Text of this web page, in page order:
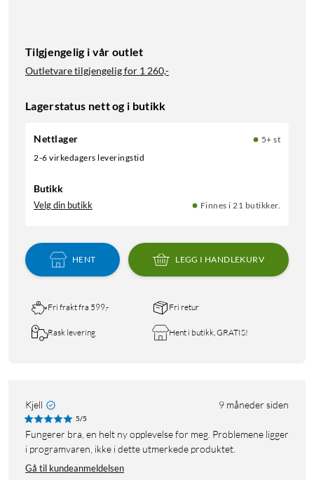
Tilgjengelig i vår outlet
Outletvare tilgjengelig for 1 260,-
Lagerstatus nett og i butikk
Nettlager
5+ st
2-6 virkedagers leveringstid
Butikk
Velg din butikk Finnes i 21 butikker.
HENT LEGG I HANDLEKURV
Fri frakt fra 599,- Fri retur
Rask levering Hent i butikk, GRATIS!
Kjell 9 måneder siden
5/5
Fungerer bra, en helt ny opplevelse for meg. Problemene ligger
i programvaren, ikke i dette utmerkede produktet.
Gå til kundeanmeldelsen